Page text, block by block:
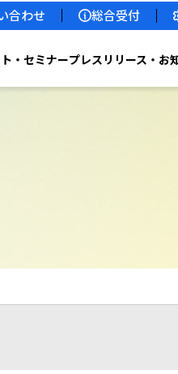
合わせ 総合受付
・セミナープレスリリース・お